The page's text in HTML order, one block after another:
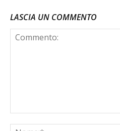
LASCIA UN COMMENTO